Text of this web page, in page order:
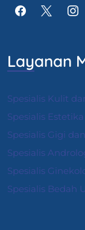
Layanan
Spesialis Kulit
Spesialis
Spesialis Gigi
Spesialis
Spesialis
Spesialis Bedah